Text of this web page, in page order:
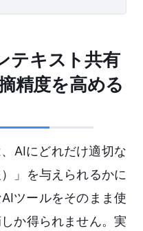
テキスト共有
精度を高める
AIにどれだけ適切な
」を与えられるかに
ツールをそのまま使
か得られません。実